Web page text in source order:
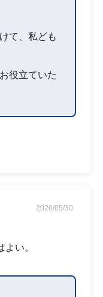
て、私ども
役立ていた
2026/05/30
い。